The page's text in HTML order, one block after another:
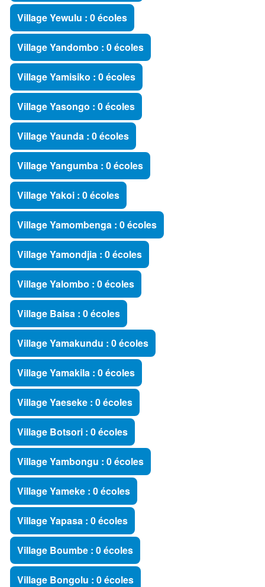
Village Yewulu : 0 écoles
Village Yandombo : 0 écoles
Village Yamisiko : 0 écoles
Village Yasongo : 0 écoles
Village Yaunda : 0 écoles
Village Yangumba : 0 écoles
Village Yakoi : 0 écoles
Village Yamombenga : 0 écoles
Village Yamondjia : 0 écoles
Village Yalombo : 0 écoles
Village Baisa : 0 écoles
Village Yamakundu : 0 écoles
Village Yamakila : 0 écoles
Village Yaeseke : 0 écoles
Village Botsori : 0 écoles
Village Yambongu : 0 écoles
Village Yameke : 0 écoles
Village Yapasa : 0 écoles
Village Boumbe : 0 écoles
Village Bongolu : 0 écoles